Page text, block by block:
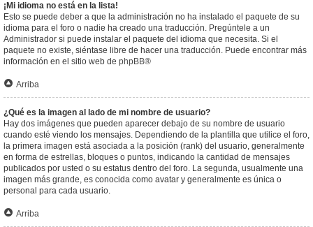
¡Mi idioma no está en la lista!
Esto se puede deber a que la administración no ha instalado el paquete de su
idioma para el foro o nadie ha creado una traducción. Pregúntele a un
Administrador si puede instalar el paquete del idioma que necesita. Si el
paquete no existe, siéntase libre de hacer una traducción. Puede encontrar más
información en el sitio web de phpBB®
Arriba
¿Qué es la imagen al lado de mi nombre de usuario?
Hay dos imágenes que pueden aparecer debajo de su nombre de usuario
cuando esté viendo los mensajes. Dependiendo de la plantilla que utilice el foro,
la primera imagen está asociada a la posición (rank) del usuario, generalmente
en forma de estrellas, bloques o puntos, indicando la cantidad de mensajes
publicados por usted o su estatus dentro del foro. La segunda, usualmente una
imagen más grande, es conocida como avatar y generalmente es única o
personal para cada usuario.
Arriba